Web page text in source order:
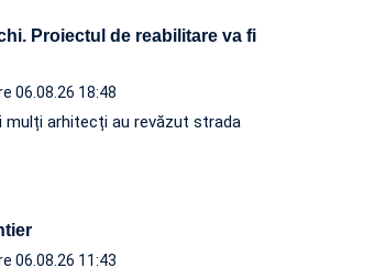
Proiectul de reabilitare va fi
06.08.26 18:48
mulți arhitecți au revăzut strada
06.08.26 11:43